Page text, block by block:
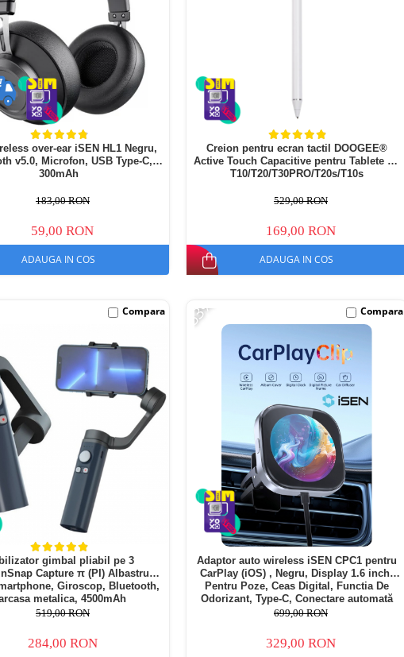
over-ear iSEN HL1 Negru,
v5.0, Microfon, USB Type-C,
300mAh
183,00 RON
59,00 RON
ADAUGA IN COS
Creion pentru ecran tactil DOOGEE®
Active Touch Capacitive pentru Tablete Pc
T10/T20/T30PRO/T20s/T10s
529,00 RON
169,00 RON
ADAUGA IN COS
gimbal pliabil pe 3
Capture π (PI) Albastru
Giroscop, Bluetooth,
metalica, 4500mAh
519,00 RON
284,00 RON
Compara -53%
Adaptor auto wireless iSEN CPC1 pentru
CarPlay (iOS) , Negru, Display 1.6 inchi
Pentru Poze, Ceas Digital, Functia De
Odorizant, Type-C, Conectare automată
699,00 RON
329,00 RON
Compara